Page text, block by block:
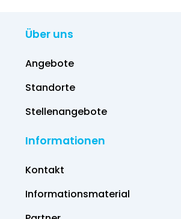
Über uns
Angebote
Standorte
Stellenangebote
Informationen
Kontakt
Informations­material